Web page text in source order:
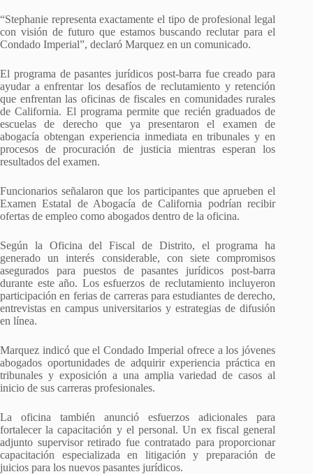
“Stephanie representa exactamente el tipo de profesional legal
con visión de futuro que estamos buscando reclutar para el
Condado Imperial”, declaró Marquez en un comunicado.
El programa de pasantes jurídicos post-barra fue creado para
ayudar a enfrentar los desafíos de reclutamiento y retención
que enfrentan las oficinas de fiscales en comunidades rurales
de California. El programa permite que recién graduados de
escuelas de derecho que ya presentaron el examen de
abogacía obtengan experiencia inmediata en tribunales y en
procesos de procuración de justicia mientras esperan los
resultados del examen.
Funcionarios señalaron que los participantes que aprueben el
Examen Estatal de Abogacía de California podrían recibir
ofertas de empleo como abogados dentro de la oficina.
Según la Oficina del Fiscal de Distrito, el programa ha
generado un interés considerable, con siete compromisos
asegurados para puestos de pasantes jurídicos post-barra
durante este año. Los esfuerzos de reclutamiento incluyeron
participación en ferias de carreras para estudiantes de derecho,
entrevistas en campus universitarios y estrategias de difusión
en línea.
Marquez indicó que el Condado Imperial ofrece a los jóvenes
abogados oportunidades de adquirir experiencia práctica en
tribunales y exposición a una amplia variedad de casos al
inicio de sus carreras profesionales.
La oficina también anunció esfuerzos adicionales para
fortalecer la capacitación y el personal. Un ex fiscal general
adjunto supervisor retirado fue contratado para proporcionar
capacitación especializada en litigación y preparación de
juicios para los nuevos pasantes jurídicos.